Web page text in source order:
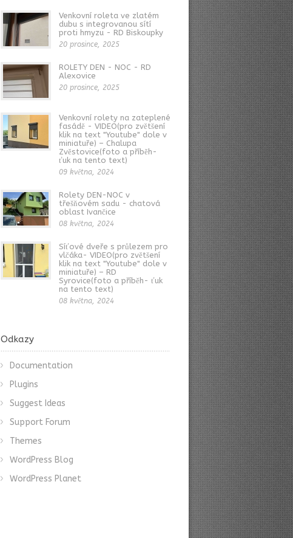
Venkovní roleta ve zlatém
dubu s integrovanou sítí
proti hmyzu - RD Biskoupky
20 prosince, 2025
ROLETY DEN - NOC - RD
Alexovice
20 prosince, 2025
Venkovní rolety na zateplené
fasádě - VIDEO(pro zvětšení
klik na text "Youtube" dole v
miniatuře) – Chalupa
Zvěstovice(foto a příběh-
ťuk na tento text)
09 května, 2024
Rolety DEN-NOC v
třešňovém sadu - chatová
oblast Ivančice
08 května, 2024
Síťové dveře s průlezem pro
vlčáka- VIDEO(pro zvětšení
klik na text "Youtube" dole v
miniatuře) – RD
Syrovice(foto a příběh- ťuk
na tento text)
08 května, 2024
Odkazy
Documentation
Plugins
Suggest Ideas
Support Forum
Themes
WordPress Blog
WordPress Planet